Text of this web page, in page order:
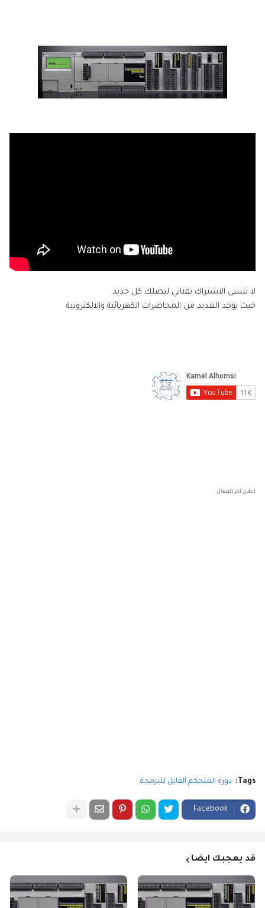
لا تنسى الاشتراك بقناتي ليصلك كل جديد
حيث يوجد العديد من المحاضرات الكهربائية والالكترونية
اعلان اخر المقال
Tags: دورة المتحكم القابل للبرمجة
Facebook
قد يعجبك ايضا